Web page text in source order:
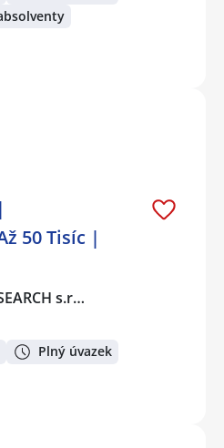
50 Tisíc |
s.r…
Plný úvazek